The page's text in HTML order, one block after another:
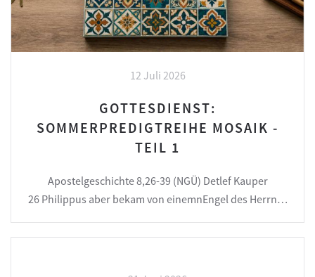
12 Juli 2026
GOTTESDIENST:
SOMMERPREDIGTREIHE MOSAIK -
TEIL 1
Apostelgeschichte 8,26-39 (NGÜ) Detlef Kauper
26 Philippus aber bekam von einemnEngel des Herrn…